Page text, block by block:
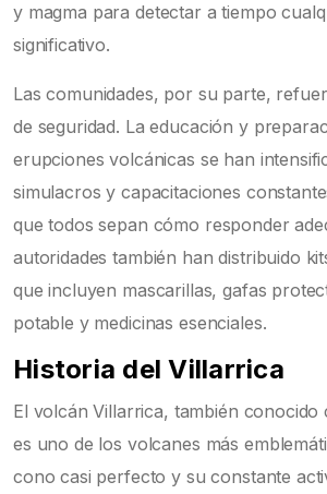
y magma para detectar a tiempo
significativo.
Las comunidades, por su parte,
de seguridad. La educación y
erupciones volcánicas se han
simulacros y capacitaciones
que todos sepan cómo responder
autoridades también han distribuido
que incluyen mascarillas, gafas
potable y medicinas esenciales.
Historia del Villarrica
El volcán Villarrica, también conocido
es uno de los volcanes más
cono casi perfecto y su constante